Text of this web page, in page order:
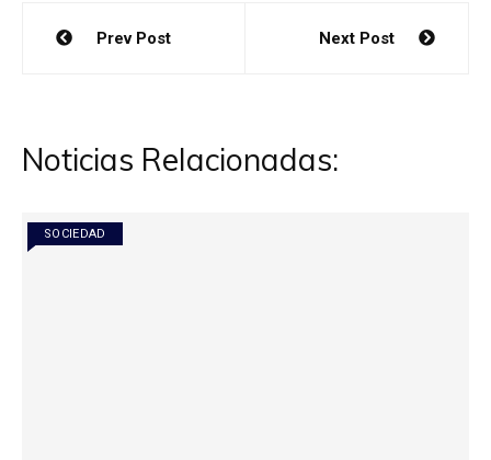
Navegación
Prev Post Next Post
Noticias Relacionadas:
SOCIEDAD